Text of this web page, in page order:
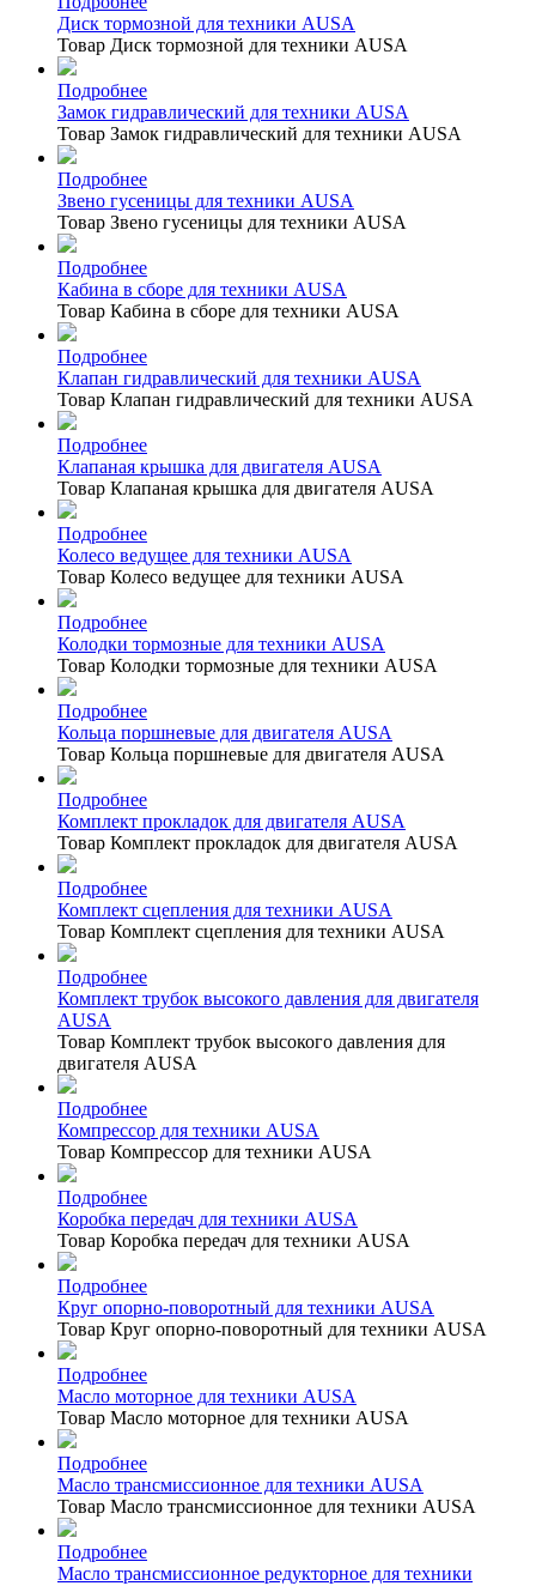
Диск тормозной для техники AUSA
Товар Диск тормозной для техники AUSA
Подробнее
Замок гидравлический для техники AUSA
Товар Замок гидравлический для техники AUSA
Подробнее
Звено гусеницы для техники AUSA
Товар Звено гусеницы для техники AUSA
Подробнее
Кабина в сборе для техники AUSA
Товар Кабина в сборе для техники AUSA
Подробнее
Клапан гидравлический для техники AUSA
Товар Клапан гидравлический для техники AUSA
Подробнее
Клапаная крышка для двигателя AUSA
Товар Клапаная крышка для двигателя AUSA
Подробнее
Колесо ведущее для техники AUSA
Товар Колесо ведущее для техники AUSA
Подробнее
Колодки тормозные для техники AUSA
Товар Колодки тормозные для техники AUSA
Подробнее
Кольца поршневые для двигателя AUSA
Товар Кольца поршневые для двигателя AUSA
Подробнее
Комплект прокладок для двигателя AUSA
Товар Комплект прокладок для двигателя AUSA
Подробнее
Комплект сцепления для техники AUSA
Товар Комплект сцепления для техники AUSA
Подробнее
Комплект трубок высокого давления для двигателя
AUSA
Товар Комплект трубок высокого давления для
двигателя AUSA
Подробнее
Компрессор для техники AUSA
Товар Компрессор для техники AUSA
Подробнее
Коробка передач для техники AUSA
Товар Коробка передач для техники AUSA
Подробнее
Круг опорно-поворотный для техники AUSA
Товар Круг опорно-поворотный для техники AUSA
Подробнее
Масло моторное для техники AUSA
Товар Масло моторное для техники AUSA
Подробнее
Масло трансмиссионное для техники AUSA
Товар Масло трансмиссионное для техники AUSA
Подробнее
Масло трансмиссионное редукторное для техники